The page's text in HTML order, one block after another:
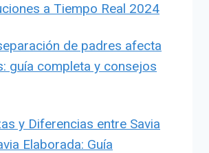
a Tiempo Real 2024
de padres afecta
guía completa y consejos
y Diferencias entre Savia
Elaborada: Guía